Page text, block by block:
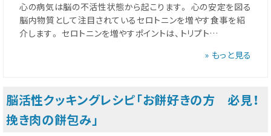
心の病気は脳の不活性状態から起こります。 心の安定を図る
脳内物質として注目されているセロトニンを増やす食事を紹
介します。 セロトニンを増やすポイントは、トリプト…
» もっと見る
脳活性クッキングレシピ「お餅好きの方 必見！
挽き肉の餅包み」